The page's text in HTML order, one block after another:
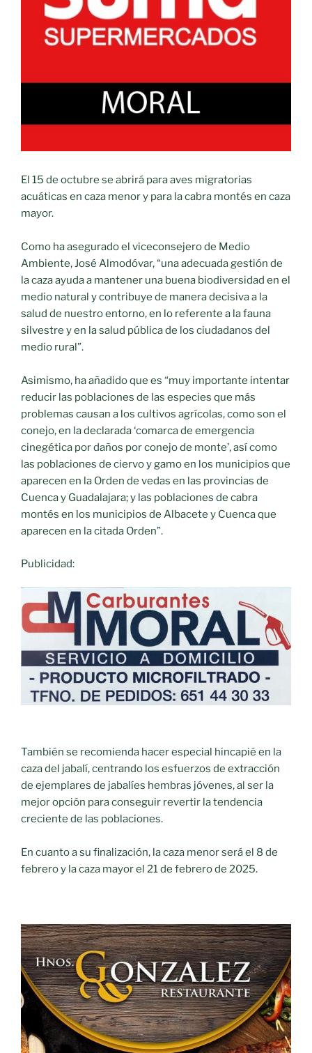
El 15 de octubre se abrirá para aves migratorias
acuáticas en caza menor y para la cabra montés en caza
mayor.
Como ha asegurado el viceconsejero de Medio
Ambiente, José Almodóvar, “una adecuada gestión de
la caza ayuda a mantener una buena biodiversidad en el
medio natural y contribuye de manera decisiva a la
salud de nuestro entorno, en lo referente a la fauna
silvestre y en la salud pública de los ciudadanos del
medio rural”.
Asimismo, ha añadido que es “muy importante intentar
reducir las poblaciones de las especies que más
problemas causan a los cultivos agrícolas, como son el
conejo, en la declarada ‘comarca de emergencia
cinegética por daños por conejo de monte’, así como
las poblaciones de ciervo y gamo en los municipios que
aparecen en la Orden de vedas en las provincias de
Cuenca y Guadalajara; y las poblaciones de cabra
montés en los municipios de Albacete y Cuenca que
aparecen en la citada Orden”.
Publicidad:
También se recomienda hacer especial hincapié en la
caza del jabalí, centrando los esfuerzos de extracción
de ejemplares de jabalíes hembras jóvenes, al ser la
mejor opción para conseguir revertir la tendencia
creciente de las poblaciones.
En cuanto a su finalización, la caza menor será el 8 de
febrero y la caza mayor el 21 de febrero de 2025.